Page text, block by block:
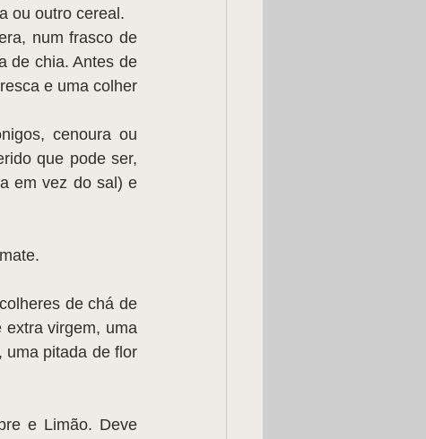
ou outro cereal.
num frasco de
de chia. Antes de
e uma colher
cenoura ou
que pode ser,
em vez do sal) e
de chá de
extra virgem, uma
uma pitada de flor
e Limão. Deve